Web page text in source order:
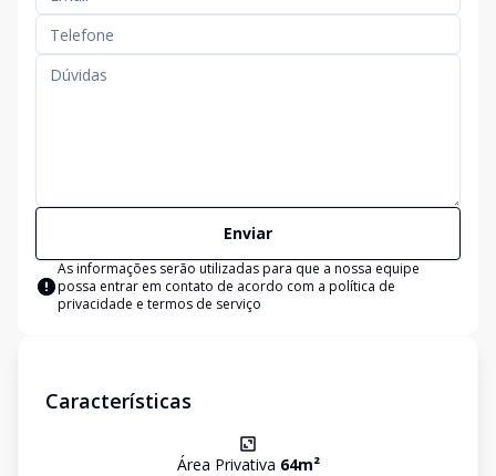
Enviar
As informações serão utilizadas para que a nossa equipe
possa entrar em contato de acordo com a política de
privacidade e termos de serviço
Características
Área Privativa 64m²